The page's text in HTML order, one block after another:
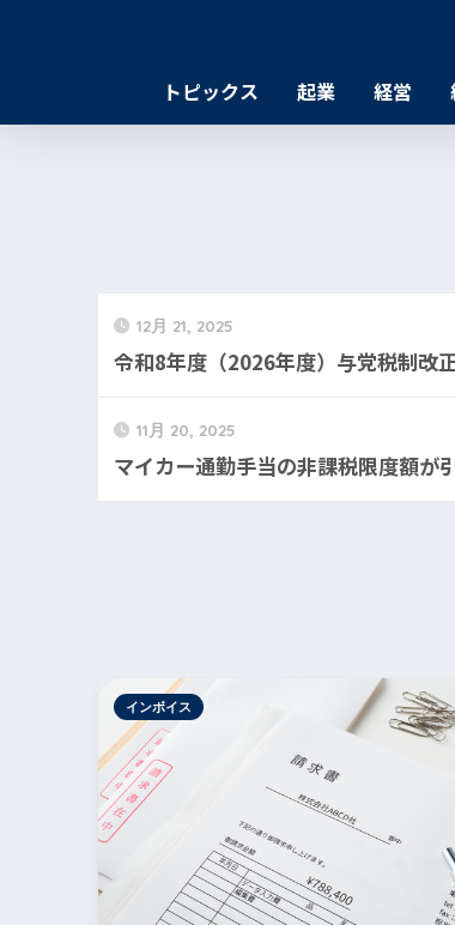
トピックス 起業 経営
12月 21, 2025
令和8年度（2026年度）与党税制改
11月 20, 2025
マイカー通勤手当の非課税限度額が
インボイス